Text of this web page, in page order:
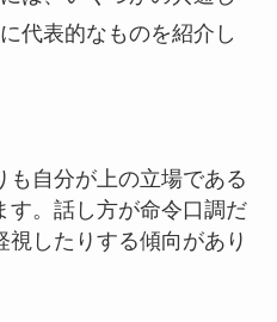
代表的なものを紹介し
も自分が上の立場である
す。話し方が命令口調だ
視したりする傾向があり